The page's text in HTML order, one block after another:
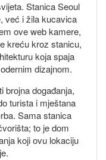
Stanica Seoul
već i žila kucavica
ove web kamere,
kreću kroz stanicu,
koja spaja
dizajnom.
brojna događanja,
turista i mještana
Sama stanica
to je dom
koji ovu lokaciju